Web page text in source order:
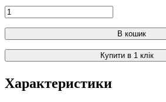
В кошик
Купити в 1 клік
Характеристики